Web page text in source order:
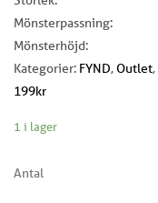
Mönsterpassning:
Mönsterhöjd:
Kategorier: FYND, Outlet,
199kr
1 i lager
Antal